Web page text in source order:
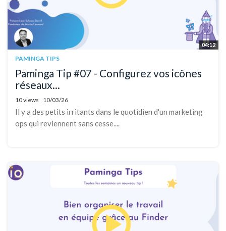
04:12
PAMINGA TIPS
Paminga Tip #07 - Configurez vos icônes
réseaux...
10 views 10/03/26
Il y a des petits irritants dans le quotidien d'un marketing
ops qui reviennent sans cesse....